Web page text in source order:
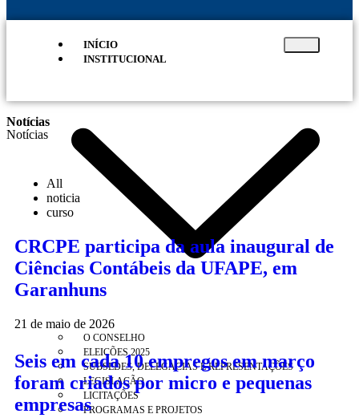
INÍCIO
INSTITUCIONAL
O CONSELHO
ELEIÇÕES 2025
SUBSEDES, DELEGACIAS E REPRESENTAÇÕES
LEGISLAÇÃO
LICITAÇÕES
PROGRAMAS E PROJETOS
Notícias
Notícias
All
noticia
curso
CRCPE participa da aula inaugural de
Ciências Contábeis da UFAPE, em
Garanhuns
21 de maio de 2026
Seis em cada 10 empregos em março
foram criados por micro e pequenas
empresas